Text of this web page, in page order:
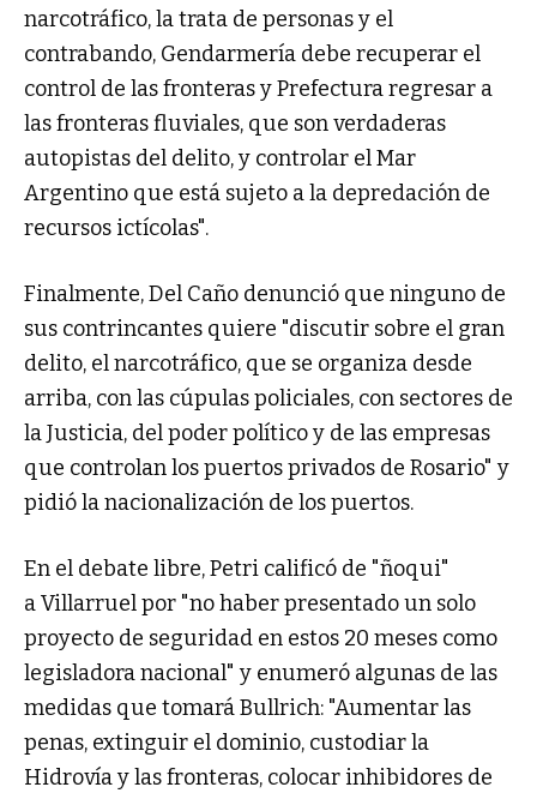
narcotráfico, la trata de personas y el
contrabando, Gendarmería debe recuperar el
control de las fronteras y Prefectura regresar a
las fronteras fluviales, que son verdaderas
autopistas del delito, y controlar el Mar
Argentino que está sujeto a la depredación de
recursos ictícolas".
Finalmente, Del Caño denunció que ninguno de
sus contrincantes quiere "discutir sobre el gran
delito, el narcotráfico, que se organiza desde
arriba, con las cúpulas policiales, con sectores de
la Justicia, del poder político y de las empresas
que controlan los puertos privados de Rosario" y
pidió la nacionalización de los puertos.
En el debate libre, Petri calificó de "ñoqui"
a Villarruel por "no haber presentado un solo
proyecto de seguridad en estos 20 meses como
legisladora nacional" y enumeró algunas de las
medidas que tomará Bullrich: "Aumentar las
penas, extinguir el dominio, custodiar la
Hidrovía y las fronteras, colocar inhibidores de